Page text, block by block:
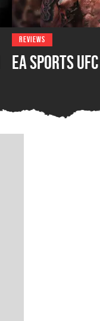
REVIEWS
EA Sports